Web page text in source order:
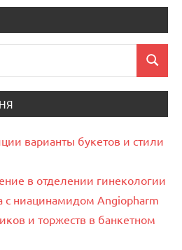
Поиск
варианты букетов и стили
в отделении гинекологии
с ниацинамидом Angiopharm
и торжеств в банкетном